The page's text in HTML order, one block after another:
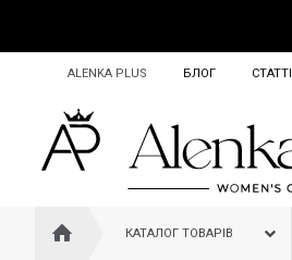
ALENKA PLUS БЛОГ СТАТТІ
КАТАЛОГ ТОВАРІВ